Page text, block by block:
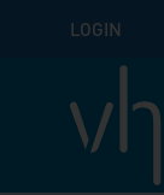
LOGIN